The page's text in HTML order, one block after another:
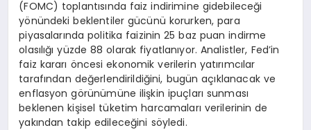
(FOMC) toplantısında faiz indirimine gidebileceği
yönündeki beklentiler gücünü korurken, para
piyasalarında politika faizinin 25 baz puan indirme
olasılığı yüzde 88 olarak fiyatlanıyor. Analistler, Fed’in
faiz kararı öncesi ekonomik verilerin yatırımcılar
tarafından değerlendirildiğini, bugün açıklanacak ve
enflasyon görünümüne ilişkin ipuçları sunması
beklenen kişisel tüketim harcamaları verilerinin de
yakından takip edileceğini söyledi.